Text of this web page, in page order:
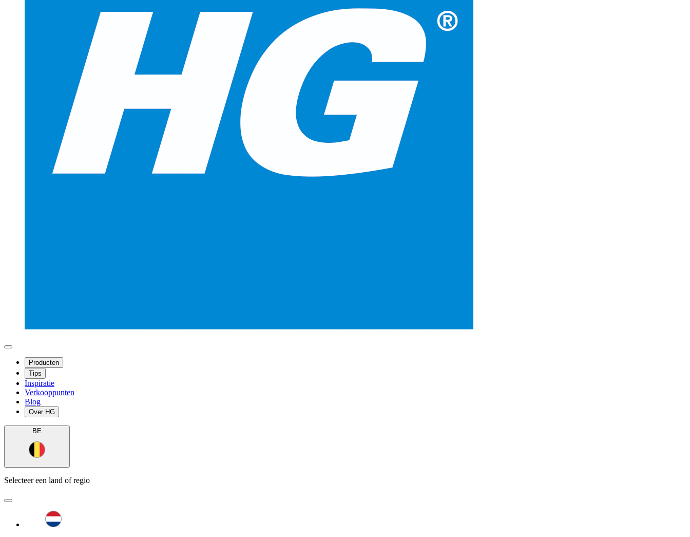
Producten
Tips
Inspiratie
Verkooppunten
Blog
Over HG
BE
Selecteer een land of regio